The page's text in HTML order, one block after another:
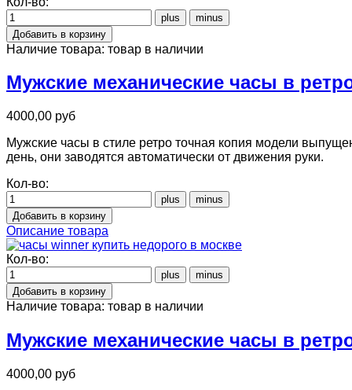
Наличие товара: товар в наличии
Мужские механические часы в
4000,00 руб
Мужские часы в стиле ретро точная копия модели
день, они заводятся автоматически от движения руки.
Кол-во:
Описание товара
Кол-во:
Наличие товара: товар в наличии
Мужские механические часы в
4000,00 руб